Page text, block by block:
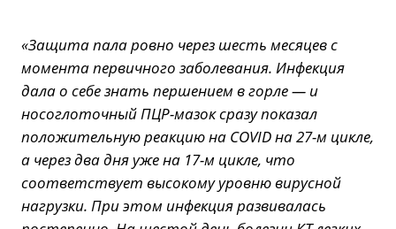
«Защита пала ровно через шесть месяцев с
момента первичного заболевания. Инфекция
дала о себе знать першением в горле — и
носоглоточный ПЦР-мазок сразу показал
положительную реакцию на COVID на 27-м цикле,
а через два дня уже на 17-м цикле, что
соответствует высокому уровню вирусной
нагрузки. При этом инфекция развивалась